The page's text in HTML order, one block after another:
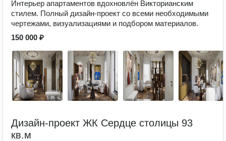
Интерьер апартаментов вдохновлён Викторианским
стилем. Полный дизайн-проект со всеми необходимыми
чертежами, визуализациями и подбором материалов.
150 000 ₽
Дизайн-проект ЖК Сердце столицы 93
кв.м